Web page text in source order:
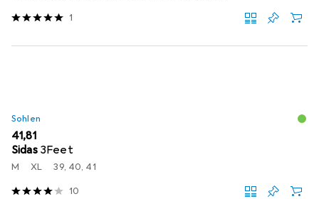
1
Sohlen
EUR
41,81
Sidas 3Feet
M XL 39, 40, 41
10